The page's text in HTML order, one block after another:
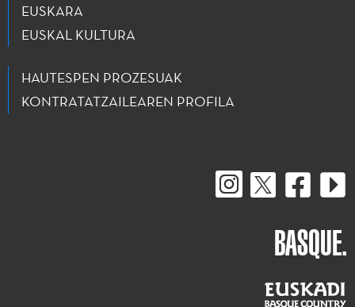
EUSKARA
EUSKAL KULTURA
HAUTESPEN PROZESUAK
KONTRATATZAILEAREN PROFILA
BASQUE.